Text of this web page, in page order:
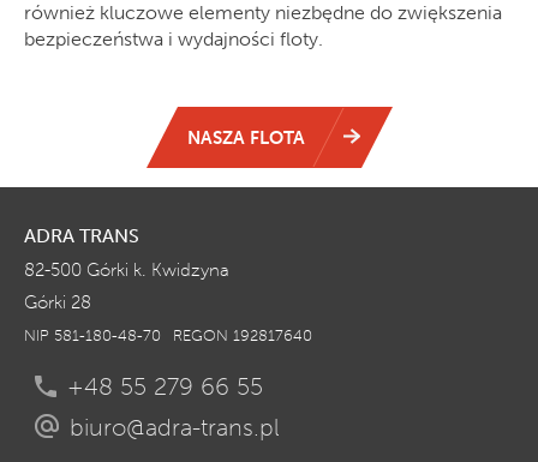
również kluczowe elementy niezbędne do zwiększenia
bezpieczeństwa i wydajności floty.
NASZA FLOTA
ADRA TRANS
82-500 Górki k. Kwidzyna
Górki 28
NIP 581-180-48-70 REGON 192817640
+48 55 279 66 55
biuro@adra-trans.pl